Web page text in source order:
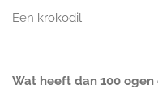
Een krokodil.
Wat heeft dan 100 ogen